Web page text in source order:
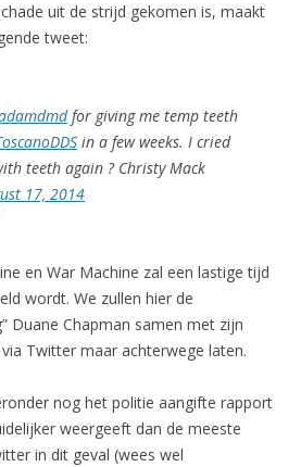
uit de strijd gekomen is, maakt
tweet:
for giving me temp teeth
in a few weeks. I cried
teeth again ? Christy Mack
17, 2014
en War Machine zal een lastige tijd
wordt. We zullen hier de
Duane Chapman samen met zijn
Twitter maar achterwege laten.
nog het politie aangifte rapport
weergeeft dan de meeste
in dit geval (wees wel